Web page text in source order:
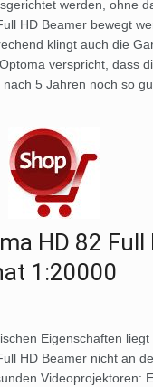
werden, ohne
HD Beamer bewegt
klingt auch die
verspricht, dass
nach 5 Jahren noch so
HD 82 Full
1:20000
Eigenschaften liegt
HD Beamer nicht an
Videoprojektoren: